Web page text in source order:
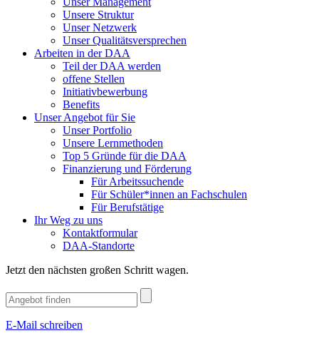
Unsere Struktur
Unser Netzwerk
Unser Qualitätsversprechen
Arbeiten in der DAA
Teil der DAA werden
offene Stellen
Initiativbewerbung
Benefits
Unser Angebot für Sie
Unser Portfolio
Unsere Lernmethoden
Top 5 Gründe für die DAA
Finanzierung und Förderung
Für Arbeitssuchende
Für Schüler*innen an Fachschulen
Für Berufstätige
Ihr Weg zu uns
Kontaktformular
DAA-Standorte
Jetzt den nächsten großen Schritt wagen.
E-Mail schreiben